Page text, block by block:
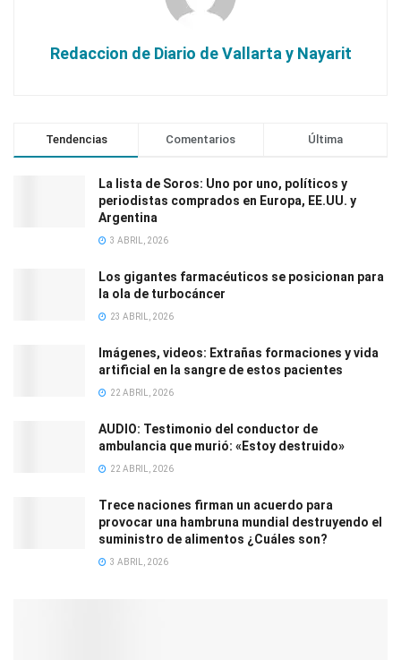
Redaccion de Diario de Vallarta y Nayarit
Tendencias Comentarios Última
La lista de Soros: Uno por uno, políticos y
periodistas comprados en Europa, EE.UU. y
Argentina
3 ABRIL, 2026
Los gigantes farmacéuticos se posicionan para
la ola de turbocáncer
23 ABRIL, 2026
Imágenes, videos: Extrañas formaciones y vida
artificial en la sangre de estos pacientes
22 ABRIL, 2026
AUDIO: Testimonio del conductor de
ambulancia que murió: «Estoy destruido»
22 ABRIL, 2026
Trece naciones firman un acuerdo para
provocar una hambruna mundial destruyendo el
suministro de alimentos ¿Cuáles son?
3 ABRIL, 2026